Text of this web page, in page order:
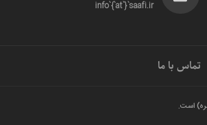
info`{`at`}`saafi.ir
تماس با ما
است.